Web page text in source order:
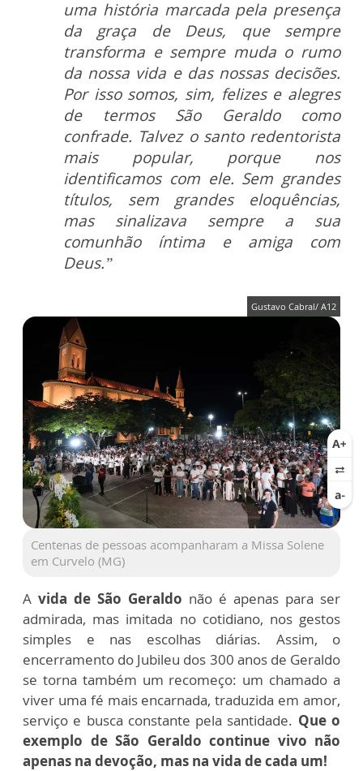
uma história marcada pela presença
da graça de Deus, que sempre
transforma e sempre muda o rumo
da nossa vida e das nossas decisões.
Por isso somos, sim, felizes e alegres
de termos São Geraldo como
confrade. Talvez o santo redentorista
mais popular, porque nos
identificamos com ele. Sem grandes
títulos, sem grandes eloquências,
mas sinalizava sempre a sua
comunhão íntima e amiga com
Deus.”
Gustavo Cabral/ A12
Centenas de pessoas acompanharam a Missa Solene
em Curvelo (MG)
A vida de São Geraldo não é apenas para ser
admirada, mas imitada no cotidiano, nos gestos
simples e nas escolhas diárias. Assim, o
encerramento do Jubileu dos 300 anos de Geraldo
se torna também um recomeço: um chamado a
viver uma fé mais encarnada, traduzida em amor,
serviço e busca constante pela santidade. Que o
exemplo de São Geraldo continue vivo não
apenas na devoção, mas na vida de cada um!